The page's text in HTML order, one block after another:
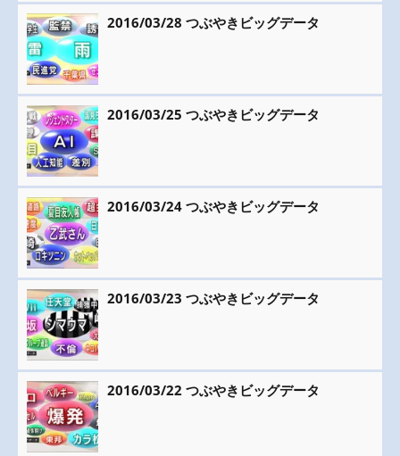
2016/03/28 つぶやきビッグデータ
2016/03/25 つぶやきビッグデータ
2016/03/24 つぶやきビッグデータ
2016/03/23 つぶやきビッグデータ
2016/03/22 つぶやきビッグデータ